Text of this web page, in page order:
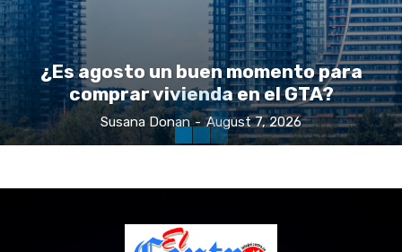
¿Es agosto un buen momento para
comprar vivienda en el GTA?
Susana Donan August 7, 2026